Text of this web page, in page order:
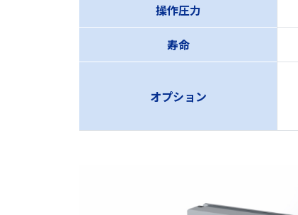
操作圧力
寿命
オプション